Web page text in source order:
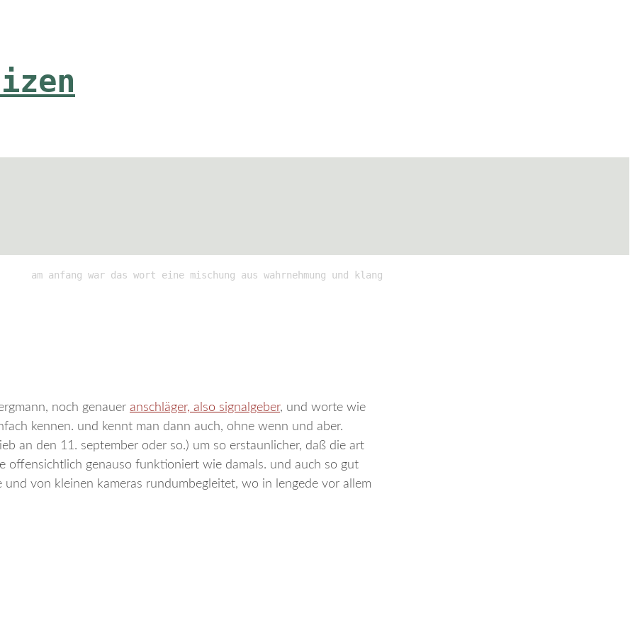
am anfang war das wort eine mischung aus wahrnehmung und klang
noch genauer anschläger, also signalgeber, und worte wie
kennen. und kennt man dann auch, ohne wenn und aber.
an den 11. september oder so.) um so erstaunlicher, daß die art
offensichtlich genauso funktioniert wie damals. und auch so gut
und von kleinen kameras rundumbegleitet, wo in lengede vor allem